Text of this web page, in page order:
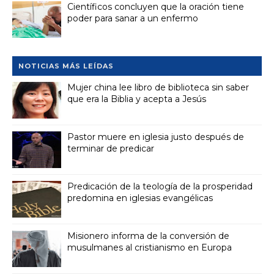
Científicos concluyen que la oración tiene
poder para sanar a un enfermo
NOTICIAS MÁS LEÍDAS
Mujer china lee libro de biblioteca sin saber
que era la Biblia y acepta a Jesús
Pastor muere en iglesia justo después de
terminar de predicar
Predicación de la teología de la prosperidad
predomina en iglesias evangélicas
Misionero informa de la conversión de
musulmanes al cristianismo en Europa